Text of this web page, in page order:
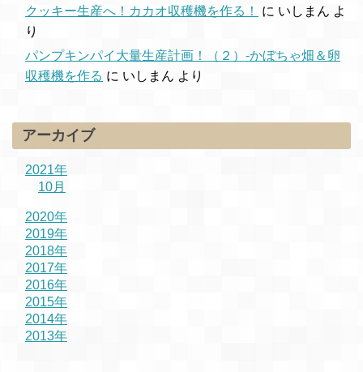
クッキー生産へ！カカオ収穫機を作る！
に いしまん よ
り
パンプキンパイ大量生産計画！（２）-かぼちゃ畑＆卵
収穫機を作る に いしまん より
アーカイブ
2021年
10月
2020年
2019年
2018年
2017年
2016年
2015年
2014年
2013年